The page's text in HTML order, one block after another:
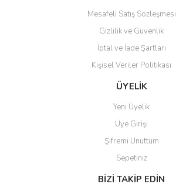
Gönder
Mesafeli Satış Sözleşmesi
Gizlilik ve Güvenlik
İptal ve İade Şartları
Kişisel Veriler Politikası
ÜYELİK
Yeni Üyelik
Üye Girişi
Şifremi Unuttum
Sepetiniz
BİZİ TAKİP EDİN